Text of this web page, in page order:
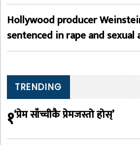
Hollywood producer
sentenced in rape and sexual
TRENDING
१‘प्रेम साँच्चीकै प्रेमजस्तो होस्’